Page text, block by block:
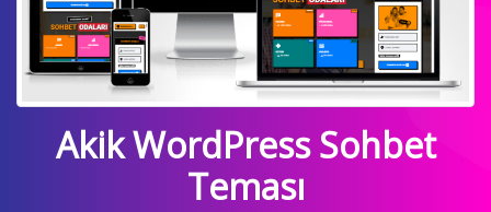
Akik WordPress Sohbet
Teması